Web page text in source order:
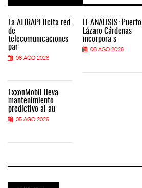
La ATTRAPI licita red
de
telecomunicaciones
par
06 AGO 2026
ExxonMobil lleva
mantenimiento
predictivo al au
05 AGO 2026
IT-ANÁLISIS: Puerto
Lázaro Cárdenas
incorpora s
06 AGO 2026